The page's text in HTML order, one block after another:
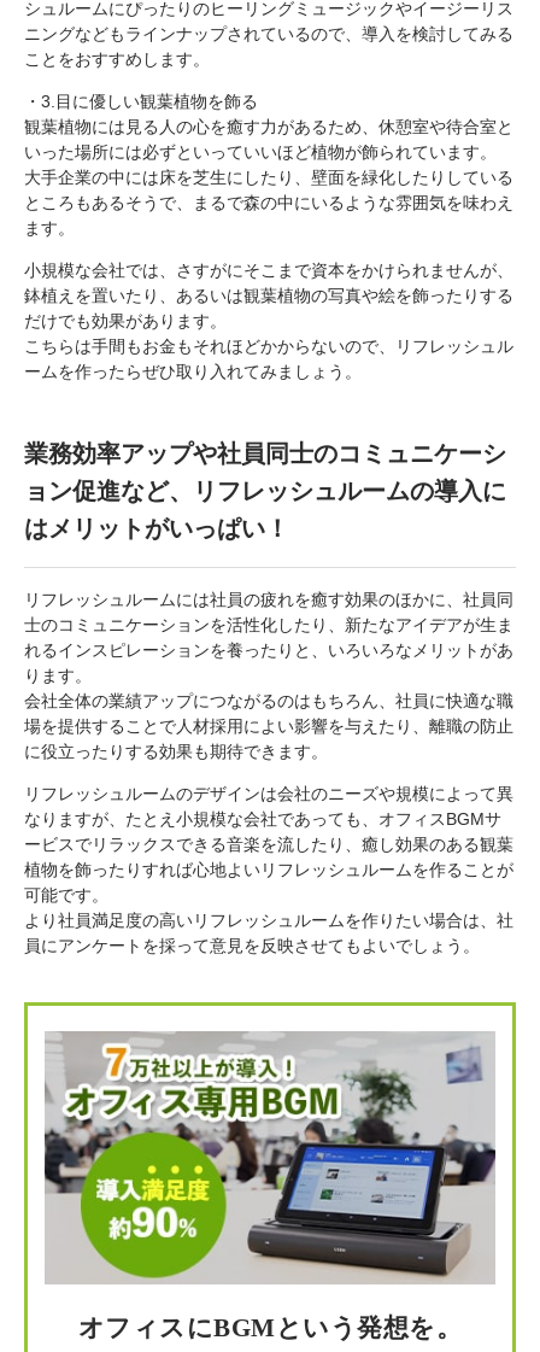
シュルームにぴったりのヒーリングミュージックやイージーリス
ニングなどもラインナップされているので、導入を検討してみる
ことをおすすめします。
・3.目に優しい観葉植物を飾る
観葉植物には見る人の心を癒す力があるため、休憩室や待合室と
いった場所には必ずといっていいほど植物が飾られています。
大手企業の中には床を芝生にしたり、壁面を緑化したりしている
ところもあるそうで、まるで森の中にいるような雰囲気を味わえ
ます。
小規模な会社では、さすがにそこまで資本をかけられませんが、
鉢植えを置いたり、あるいは観葉植物の写真や絵を飾ったりする
だけでも効果があります。
こちらは手間もお金もそれほどかからないので、リフレッシュル
ームを作ったらぜひ取り入れてみましょう。
業務効率アップや社員同士のコミュニケーシ
ョン促進など、リフレッシュルームの導入に
はメリットがいっぱい！
リフレッシュルームには社員の疲れを癒す効果のほかに、社員同
士のコミュニケーションを活性化したり、新たなアイデアが生ま
れるインスピレーションを養ったりと、いろいろなメリットがあ
ります。
会社全体の業績アップにつながるのはもちろん、社員に快適な職
場を提供することで人材採用によい影響を与えたり、離職の防止
に役立ったりする効果も期待できます。
リフレッシュルームのデザインは会社のニーズや規模によって異
なりますが、たとえ小規模な会社であっても、オフィスBGMサ
ービスでリラックスできる音楽を流したり、癒し効果のある観葉
植物を飾ったりすれば心地よいリフレッシュルームを作ることが
可能です。
より社員満足度の高いリフレッシュルームを作りたい場合は、社
員にアンケートを採って意見を反映させてもよいでしょう。
オフィスにBGMという発想を。